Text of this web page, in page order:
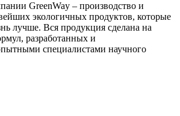
GreenWay – производство и
экологичных продуктов, которые
лучше. Вся продукция сделана на
разработанных и
специалистами научного